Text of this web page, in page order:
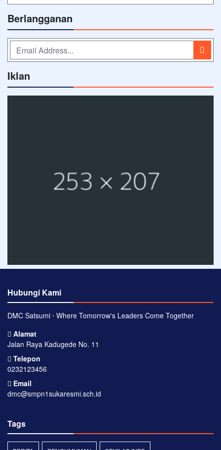
Berlangganan
Iklan
Hubungi Kami
DMC Satsumi ⋅ Where Tomorrow's Leaders Come Together
Alamat
Jalan Raya Kadugede No. 11
Telepon
0232123456
Email
dmc@smpn1sukaresmi.sch.id
Tags